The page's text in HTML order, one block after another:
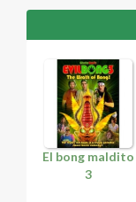
El bong maldito
3